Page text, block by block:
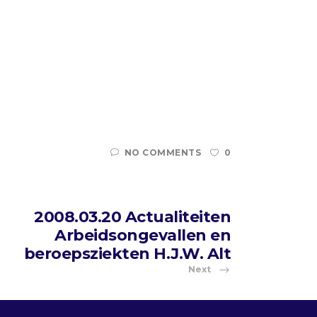
NO COMMENTS 0
2008.03.20 Actualiteiten
Arbeidsongevallen en
beroepsziekten H.J.W. Alt
Next